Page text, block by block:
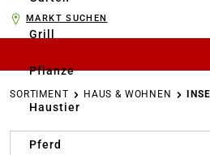
Grill
Pflanze
Haustier
Pferd
MARKT SUCHEN
SORTIMENT HAUS & WOHNEN
Bildergalerie überspringen